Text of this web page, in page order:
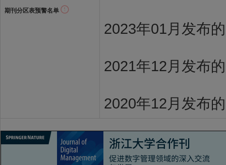
期刊分区表预警名单
2023年01月发布
2021年12月发布
2020年12月发布